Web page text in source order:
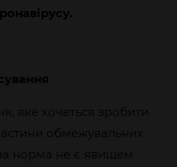
яке хочеться зробити
обмежувальних
норма не є явищем